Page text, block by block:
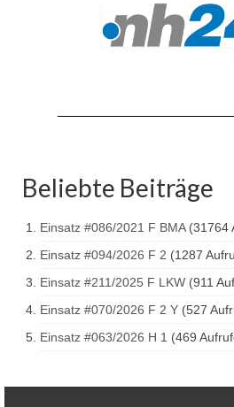
Drehleiter DLK 23/12
Staffellöschfahrzeug
Rüstwagen RW 1
Gerätewagen Logistik
Tanklöschfahrzeug TLF
Gerätewagen
GDekonP-LKW
Kleinalarmfahrzeug
Beliebte Beiträge
Einsatz #086/2021 F BMA (31764
Einsatz #094/2026 F 2 (1287
Einsatz #211/2025 F LKW (911
Einsatz #070/2026 F 2 Y (527
Einsatz #063/2026 H 1 (469